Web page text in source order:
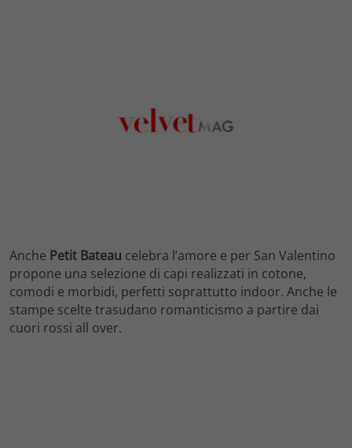
Anche Petit Bateau celebra l’amore e per San Valentino
propone una selezione di capi realizzati in cotone,
comodi e morbidi, perfetti soprattutto indoor. Anche le
stampe scelte trasudano romanticismo a partire dai
cuori rossi all over.